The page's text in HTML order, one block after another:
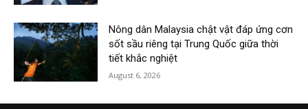
Nông dân Malaysia chật vật đáp ứng cơn
sốt sầu riêng tại Trung Quốc giữa thời
tiết khắc nghiệt
August 6, 2026